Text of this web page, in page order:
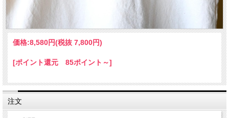
価格:8,580円(税抜 7,800円)
[ポイント還元 85ポイント～]
注文